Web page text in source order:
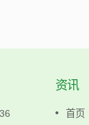
资讯
首页